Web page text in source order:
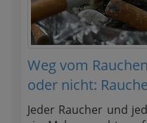
Weg vom
oder nicht:
Jeder Raucher und